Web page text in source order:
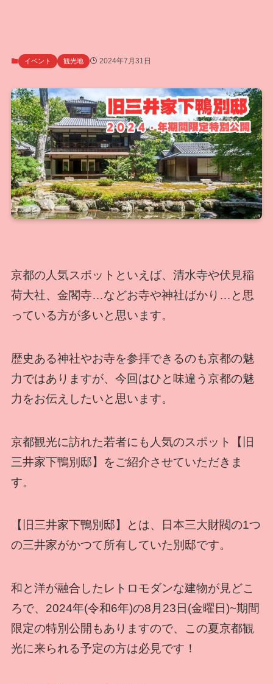
イベント 観光地 2024年7月31日
京都の人気スポットといえば、清水寺や伏見稲
荷大社、金閣寺…などお寺や神社ばかり…と思
っている方が多いと思います。
歴史ある神社やお寺を参拝できるのも京都の魅
力ではありますが、今回はひと味違う京都の魅
力をお伝えしたいと思います。
京都観光に訪れた若者にも人気のスポット【旧
三井家下鴨別邸】をご紹介させていただきま
す。
【旧三井家下鴨別邸】とは、日本三大財閥の1つ
の三井家がかつて所有していた別邸です。
和と洋が融合したレトロモダンな建物が見どこ
ろで、2024年(令和6年)の8月23日(金曜日)~期間
限定の特別公開もありますので、この夏京都観
光に来られる予定の方は必見です！